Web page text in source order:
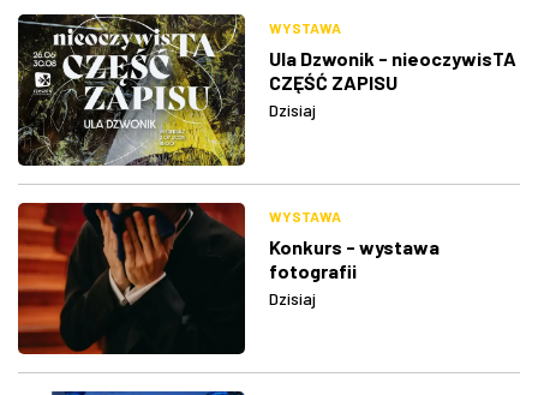
WYSTAWA
Ula Dzwonik - nieoczywisTA
CZĘŚĆ ZAPISU
Dzisiaj
WYSTAWA
Konkurs - wystawa
fotografii
Dzisiaj